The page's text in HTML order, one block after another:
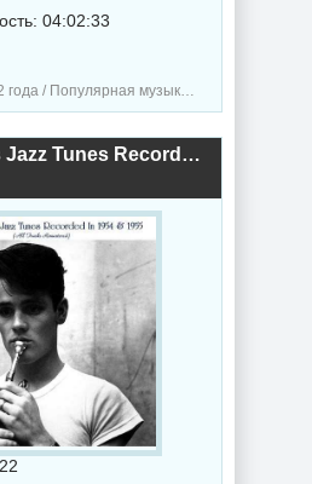
04:02:33
музыка / Рок - альтернативная музыка / Поп музыка / Музыка VA
The Greatests Jazz Tunes Recorded In 1954 &amp; 1955 (2022) торрент